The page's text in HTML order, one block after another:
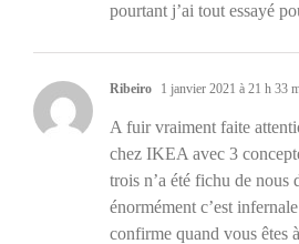
pourtant j’ai tout essayé
Ribeiro 1 janvier 2021 à 21 h 33
A fuir vraiment faite
chez IKEA avec 3
trois n’a été fichu de nous
énormément c’est
confirme quand vous êtes